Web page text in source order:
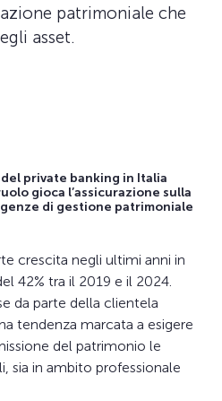
patrimoniale che
asset.
private banking in Italia
gioca l’assicurazione sulla
di gestione patrimoniale
crescita negli ultimi anni in
42% tra il 2019 e il 2024.
da parte della clientela
tendenza marcata a esigere
del patrimonio le
sia in ambito professionale